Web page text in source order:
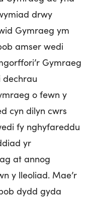
drwy
Gymraeg ym
amser wedi
Gymraeg
dechrau
o fewn y
cyn dilyn cwrs
fy nghyfareddu
yr
at annog
y lleoliad. Mae’r
dydd gyda